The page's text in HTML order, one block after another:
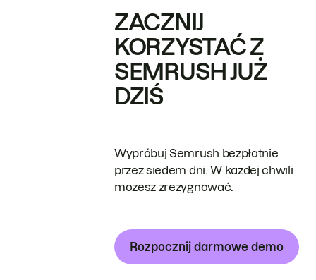
ZACZNIJ
KORZYSTAĆ Z
SEMRUSH JUŻ
DZIŚ
Wypróbuj Semrush bezpłatnie
przez siedem dni. W każdej chwili
możesz zrezygnować.
Rozpocznij darmowe demo